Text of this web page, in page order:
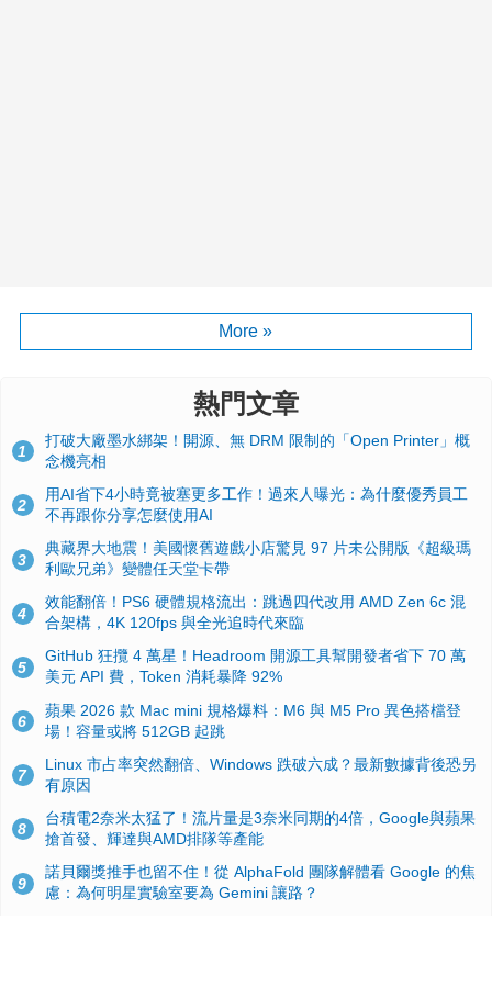
More »
熱門文章
1
打破大廠墨水綁架！開源、無 DRM 限制的「Open Printer」概
念機亮相
2
用AI省下4小時竟被塞更多工作！過來人曝光：為什麼優秀員工
不再跟你分享怎麼使用AI
3
典藏界大地震！美國懷舊遊戲小店驚見 97 片未公開版《超級瑪
利歐兄弟》變體任天堂卡帶
4
效能翻倍！PS6 硬體規格流出：跳過四代改用 AMD Zen 6c 混
合架構，4K 120fps 與全光追時代來臨
5
GitHub 狂攬 4 萬星！Headroom 開源工具幫開發者省下 70 萬
美元 API 費，Token 消耗暴降 92%
6
蘋果 2026 款 Mac mini 規格爆料：M6 與 M5 Pro 異色搭檔登
場！容量或將 512GB 起跳
7
Linux 市占率突然翻倍、Windows 跌破六成？最新數據背後恐另
有原因
8
台積電2奈米太猛了！流片量是3奈米同期的4倍，Google與蘋果
搶首發、輝達與AMD排隊等產能
9
諾貝爾獎推手也留不住！從 AlphaFold 團隊解體看 Google 的焦
慮：為何明星實驗室要為 Gemini 讓路？